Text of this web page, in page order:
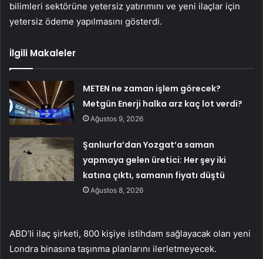
bilimleri sektörüne yetersiz yatırımını ve yeni ilaçlar için
yetersiz ödeme yapılmasını gösterdi.
İlgili Makaleler
METEN ne zaman işlem görecek?
Metgün Enerji halka arz kaç lot verdi?
Ağustos 9, 2026
Şanlıurfa’dan Yozgat’a saman
yapmaya gelen üretici: Her şey iki
katına çıktı, samanın fiyatı düştü
Ağustos 8, 2026
ABD’li ilaç şirketi, 800 kişiye istihdam sağlayacak olan yeni
Londra binasına taşınma planlarını ilerletmeyecek.